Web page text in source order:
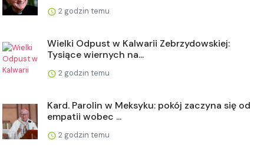
2 godzin temu
Wielki Odpust w Kalwarii Zebrzydowskiej:
Tysiące wiernych na...
2 godzin temu
Kard. Parolin w Meksyku: pokój zaczyna się od
empatii wobec ...
2 godzin temu